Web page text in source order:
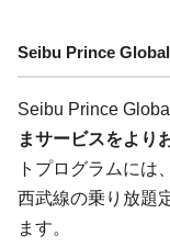
Seibu Prince
Seibu Prince
まサービスをより
トプログラムには
西武線の乗り放題
ます。